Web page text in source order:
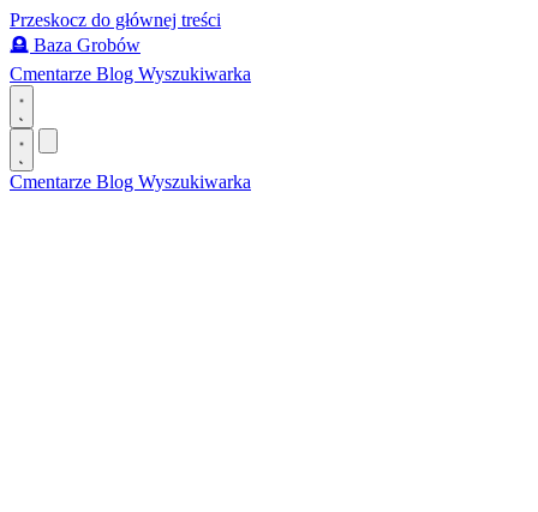
Przeskocz do głównej treści
🪦 Baza Grobów
Cmentarze Blog Wyszukiwarka
Cmentarze Blog Wyszukiwarka